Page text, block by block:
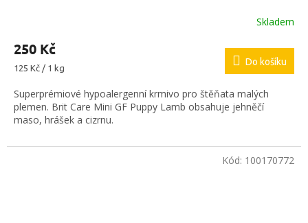
Skladem
250 Kč
Měrná
125 Kč / 1 kg
Do košíku
Superprémiové hypoalergenní krmivo pro štěňata malých
plemen. Brit Care Mini GF Puppy Lamb obsahuje jehněčí
maso, hrášek a cizrnu.
Kód: 100170772